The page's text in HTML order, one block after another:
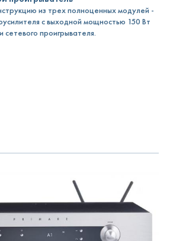
из трех полноценных модулей -
с выходной мощностью 150 Вт
проигрывателя.